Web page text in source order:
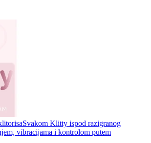
Svakom Klitty ispod razigranog
vibracijama i kontrolom putem